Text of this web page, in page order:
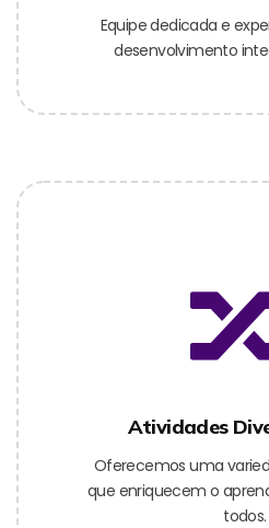
Equipe dedicada e
desenvolvimento
Atividades
Oferecemos uma
que enriquecem o
todos.